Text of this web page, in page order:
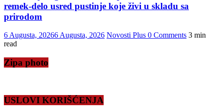
remek-delo usred pustinje koje živi u skladu sa
prirodom
6 Augusta, 20266 Augusta, 2026 Novosti Plus 0 Comments 3 min
read
Zipa photo
USLOVI KORIŠĆENJA